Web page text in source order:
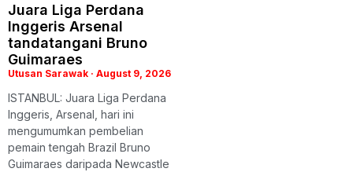
Juara Liga Perdana
Inggeris Arsenal
tandatangani Bruno
Guimaraes
Utusan Sarawak August 9, 2026
ISTANBUL: Juara Liga Perdana
Inggeris, Arsenal, hari ini
mengumumkan pembelian
pemain tengah Brazil Bruno
Guimaraes daripada Newcastle